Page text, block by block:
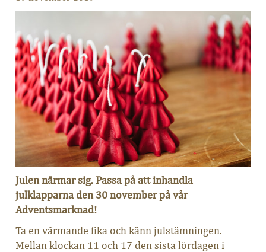
Julen närmar sig. Passa på att inhandla
julklapparna den 30 november på vår
Adventsmarknad!
Ta en värmande fika och känn julstämningen.
Mellan klockan 11 och 17 den sista lördagen i